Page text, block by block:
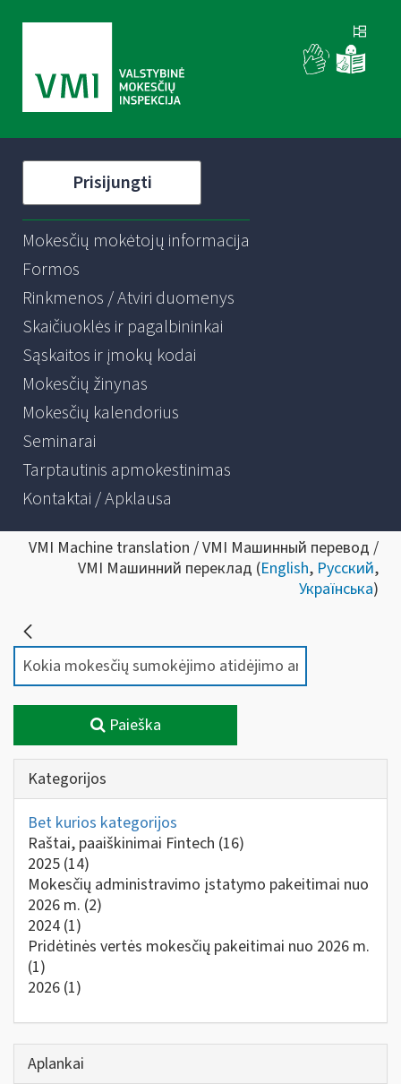
Prisijungti
Mokesčių mokėtojų informacija
Formos
Rinkmenos / Atviri duomenys
Skaičiuoklės ir pagalbininkai
Sąskaitos ir įmokų kodai
Mokesčių žinynas
Mokesčių kalendorius
Seminarai
Tarptautinis apmokestinimas
Kontaktai / Apklausa
VMI Machine translation / VMI Машинный перевод /
VMI Машинний переклад (English, Русский,
Українська)
Paieška
Kategorijos
Bet kurios kategorijos
Raštai, paaiškinimai Fintech (16)
2025 (14)
Mokesčių administravimo įstatymo pakeitimai nuo
2026 m. (2)
2024 (1)
Pridėtinės vertės mokesčių pakeitimai nuo 2026 m.
(1)
2026 (1)
Aplankai